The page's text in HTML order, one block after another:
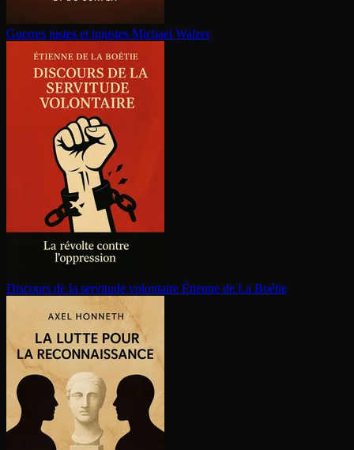
Guerres justes et injustes Michael Walzer
Discours de la servitude volontaire Étienne de La Boétie